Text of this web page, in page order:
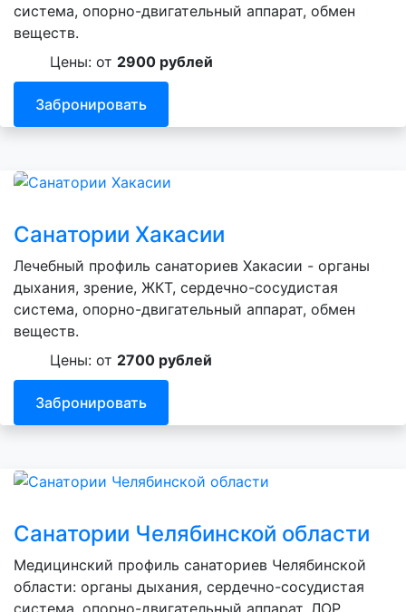
система, опорно-двигательный аппарат, обмен
веществ.
Цены: от 2900 рублей
Забронировать
Санатории Хакасии
Лечебный профиль санаториев Хакасии - органы
дыхания, зрение, ЖКТ, сердечно-сосудистая
система, опорно-двигательный аппарат, обмен
веществ.
Цены: от 2700 рублей
Забронировать
Санатории Челябинской области
Медицинский профиль санаториев Челябинской
области: органы дыхания, сердечно-сосудистая
система, опорно-двигательный аппарат, ЛОР